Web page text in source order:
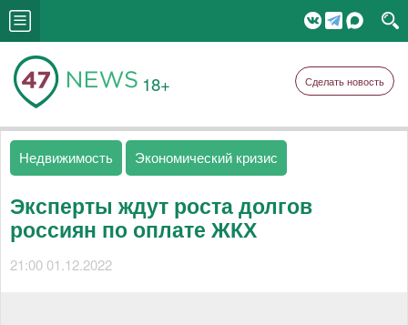
18+ Сделать новость
Недвижимость Экономический кризис
Эксперты ждут роста долгов
россиян по оплате ЖКХ
21:00 01.12.2022